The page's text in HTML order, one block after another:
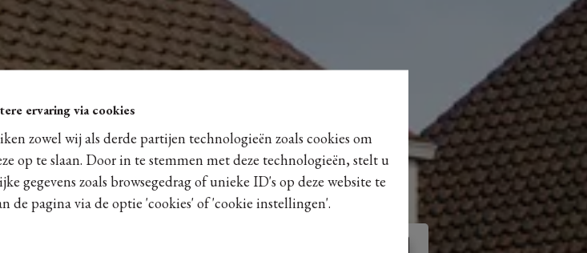
ervaring via cookies
zowel wij als derde partijen technologieën zoals cookies om
op te slaan. Door in te stemmen met deze technologieën, stelt u
gegevens zoals browsegedrag of unieke ID's op deze website te
de pagina via de optie 'cookies' of 'cookie instellingen'.